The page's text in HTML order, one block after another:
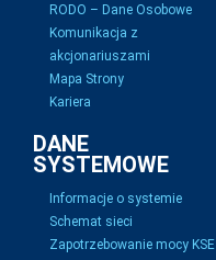
RODO – Dane Osobowe
Komunikacja z
akcjonariuszami
Mapa Strony
Kariera
DANE
SYSTEMOWE
Informacje o systemie
Schemat sieci
Zapotrzebowanie mocy KSE